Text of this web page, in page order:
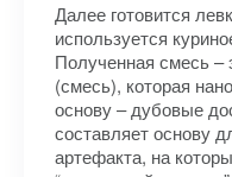
Далее готовится
используется
Полученная смесь –
(смесь), которая
основу – дубовые
составляет основу
артефакта, на